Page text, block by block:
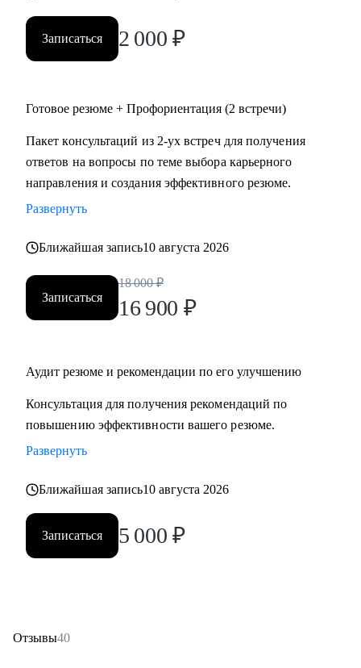
Записаться 2 000 ₽
Готовое резюме + Профориентация (2 встречи)
Пакет консультаций из 2-ух встреч для получения
ответов на вопросы по теме выбора карьерного
направления и создания эффективного резюме.
Развернуть
Ближайшая запись10 августа 2026
Записаться
18 000 ₽
16 900 ₽
Аудит резюме и рекомендации по его улучшению
Консультация для получения рекомендаций по
повышению эффективности вашего резюме.
Развернуть
Ближайшая запись10 августа 2026
Записаться 5 000 ₽
Отзывы40